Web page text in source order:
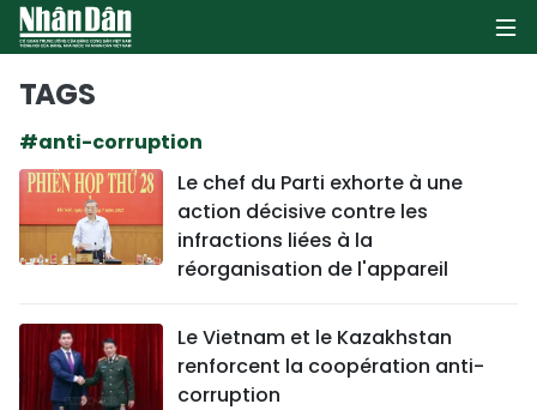
POLITIQUE
ÉCONOMIE
SOCIÉTÉ
CULTURE
TAGS
#anti-corruption
Le chef du Parti exhorte à une
action décisive contre les
infractions liées à la
réorganisation de l'appareil
Le Vietnam et le Kazakhstan
renforcent la coopération anti-
corruption